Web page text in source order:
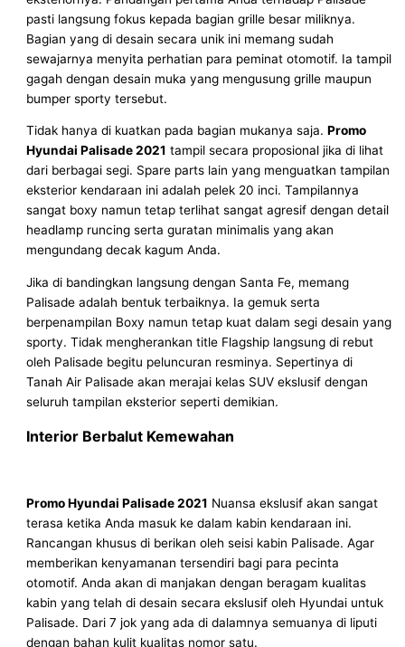
pasti langsung fokus kepada bagian grille besar miliknya.
Bagian yang di desain secara unik ini memang sudah
sewajarnya menyita perhatian para peminat otomotif. Ia tampil
gagah dengan desain muka yang mengusung grille maupun
bumper sporty tersebut.
Tidak hanya di kuatkan pada bagian mukanya saja.Promo
Hyundai Palisade 2021 tampil secara proposional jika di lihat
dari berbagai segi. Spare parts lain yang menguatkan tampilan
eksterior kendaraan ini adalah pelek 20 inci. Tampilannya
sangat boxy namun tetap terlihat sangat agresif dengan detail
headlamp runcing serta guratan minimalis yang akan
mengundang decak kagum Anda.
Jika di bandingkan langsung dengan Santa Fe, memang
Palisade adalah bentuk terbaiknya. Ia gemuk serta
berpenampilan Boxy namun tetap kuat dalam segi desain yang
sporty. Tidak mengherankan title Flagship langsung di rebut
oleh Palisade begitu peluncuran resminya. Sepertinya di
Tanah Air Palisade akan merajai kelas SUV ekslusif dengan
seluruh tampilan eksterior seperti demikian.
Interior Berbalut Kemewahan
Promo Hyundai Palisade 2021 Nuansa ekslusif akan sangat
terasa ketika Anda masuk ke dalam kabin kendaraan ini.
Rancangan khusus di berikan oleh seisi kabin Palisade. Agar
memberikan kenyamanan tersendiri bagi para pecinta
otomotif. Anda akan di manjakan dengan beragam kualitas
kabin yang telah di desain secara ekslusif oleh Hyundai untuk
Palisade. Dari 7 jok yang ada di dalamnya semuanya di liputi
dengan bahan kulit kualitas nomor satu.